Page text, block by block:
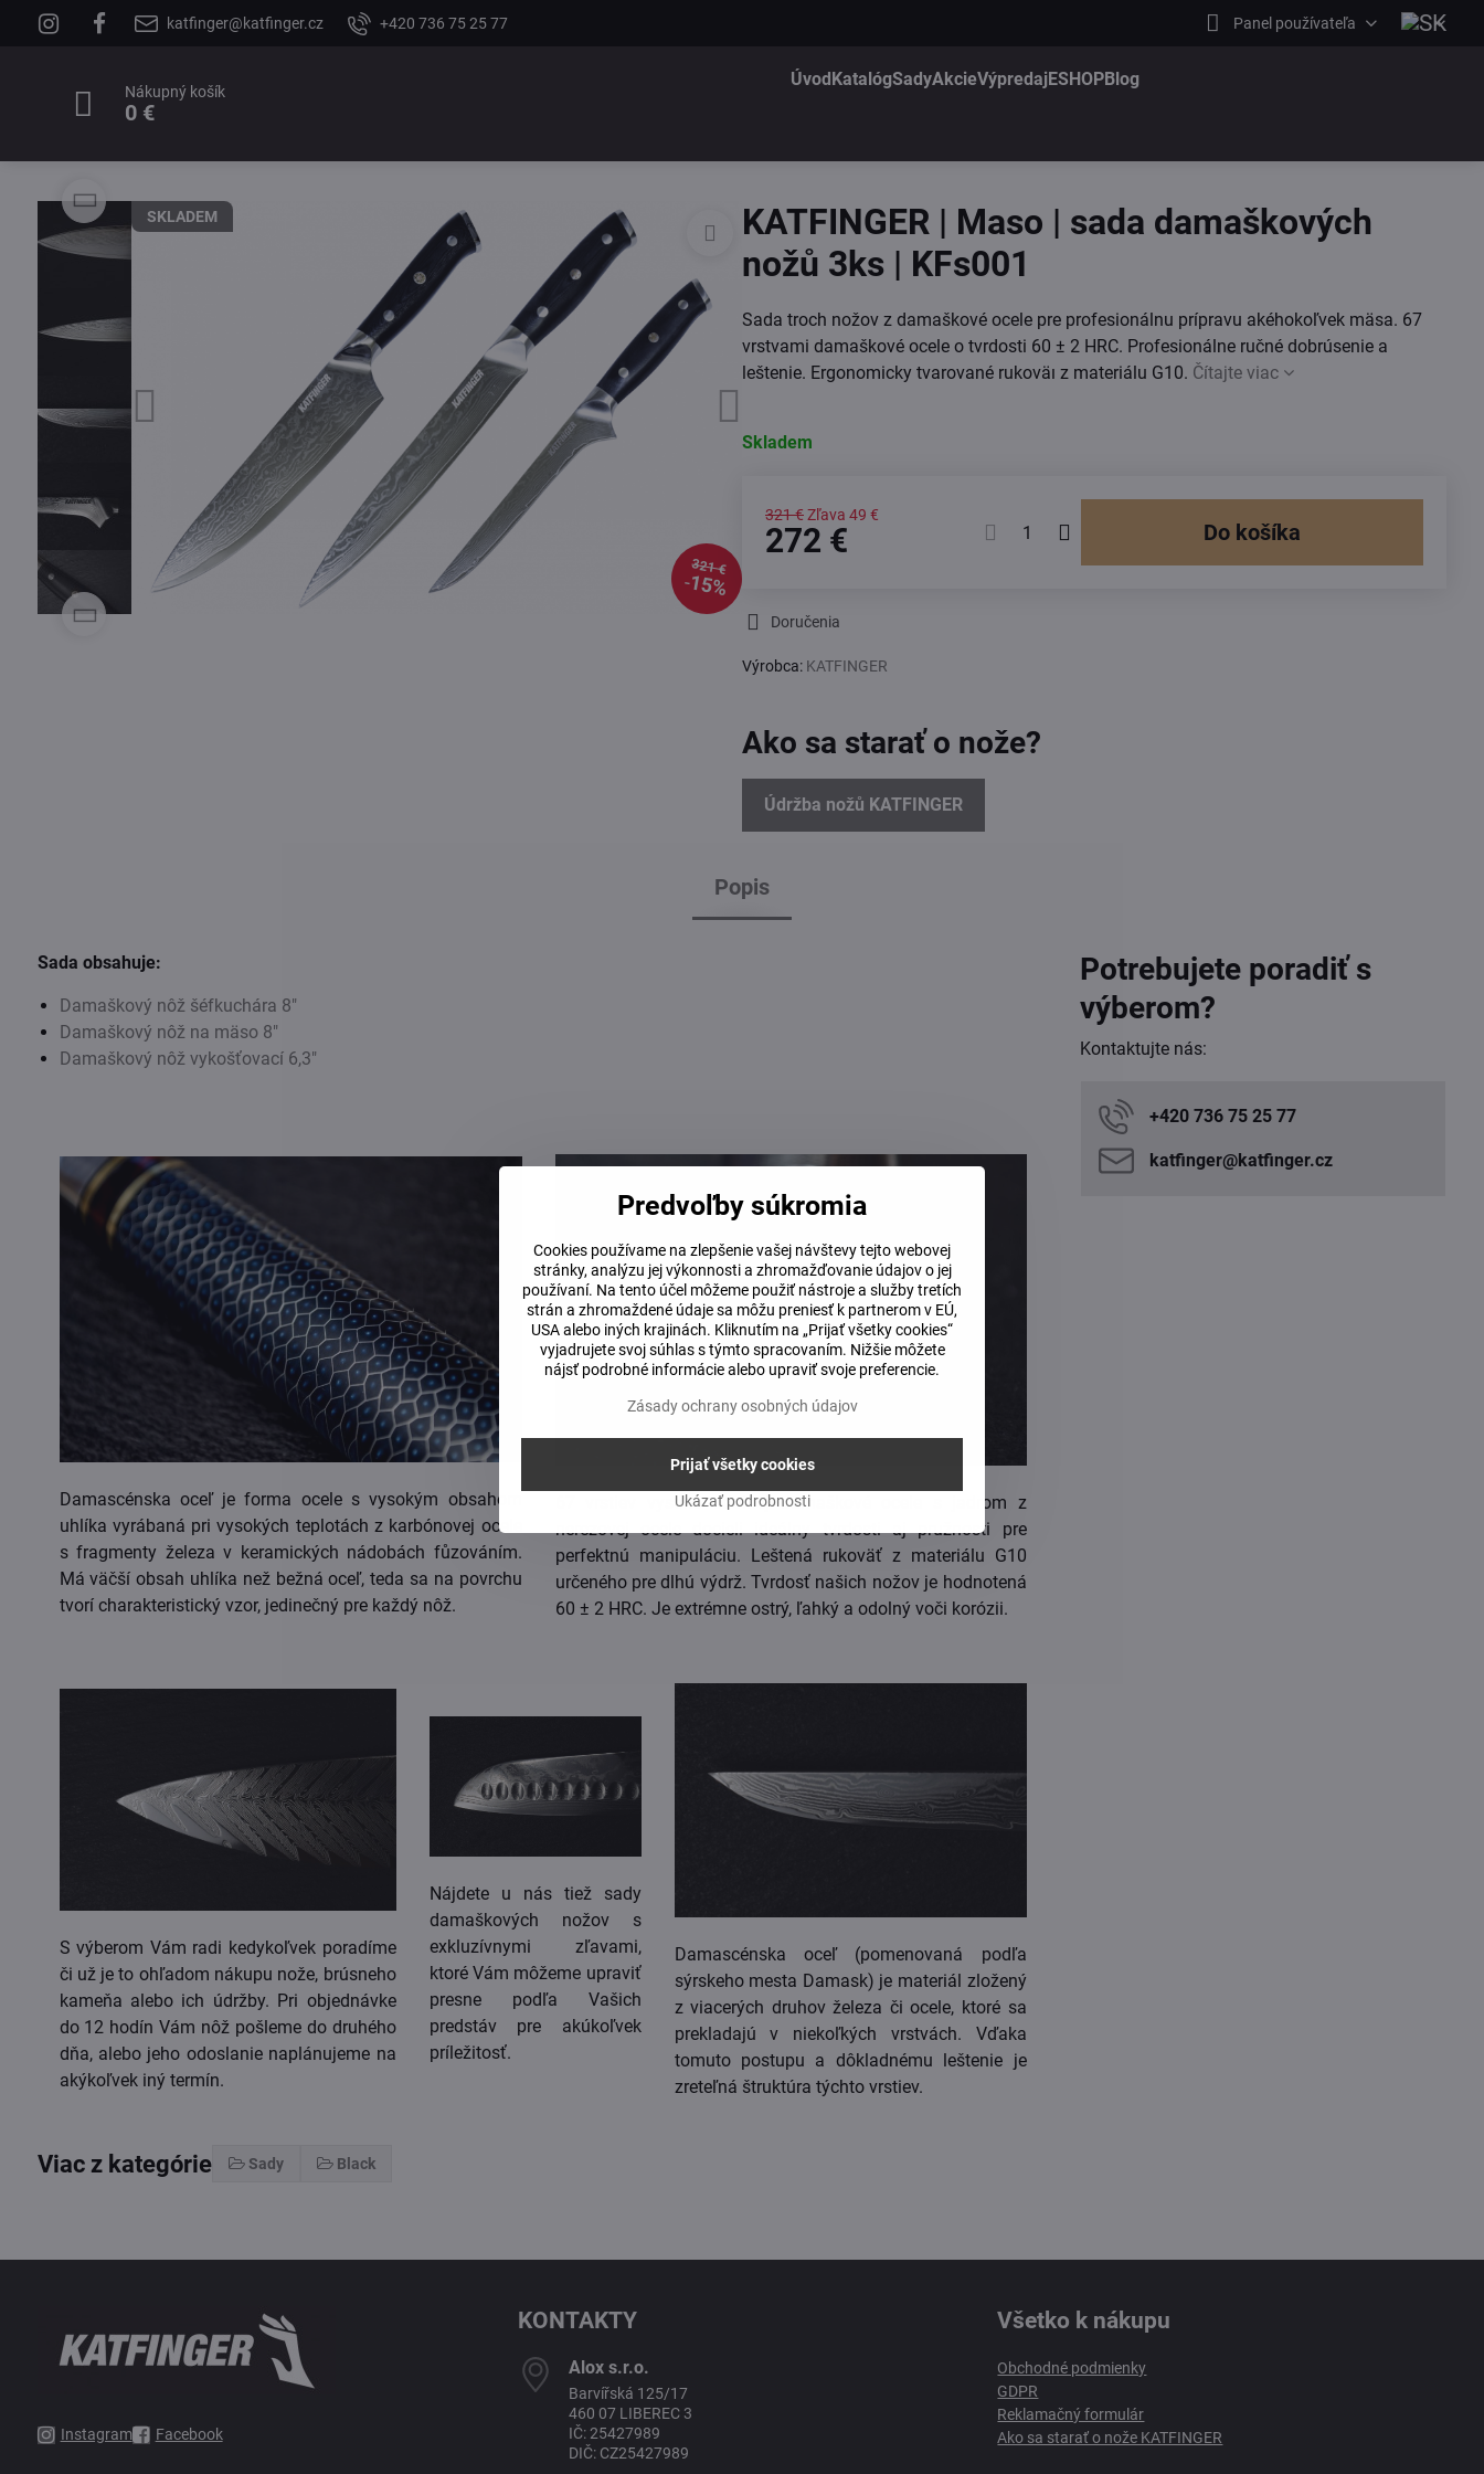
katfinger@katfinger.cz +420 736 75 25 77 Panel používateľa
Nákupný košík
0 €
ÚvodKatalógSadyAkcieVýpredajESHOPBlog
SKLADEM
321 €
15%
KATFINGER | Maso | sada damaškových
nožů 3ks | KFs001
Sada troch nožov z damaškové ocele pre profesionálnu prípravu akéhokoľvek mäsa. 67
vrstvami damaškové ocele o tvrdosti 60 ± 2 HRC. Profesionálne ručné dobrúsenie a
leštenie. Ergonomicky tvarované rukoväı z materiálu G10. Čítajte viac
Skladem
321 €Zľava 49 €
272 € Do košíka
Doručenia
Výrobca: KATFINGER
Ako sa starať o nože?
Údržba nožů KATFINGER
Popis
Sada obsahuje:
Damaškový nôž šéfkuchára 8"
Damaškový nôž na mäso 8"
Damaškový nôž vykošťovací 6,3"
Damascénska oceľ je forma ocele s vysokým obsahom
uhlíka vyrábaná pri vysokých teplotách z karbónovej ocele
s fragmenty železa v keramických nádobách fůzováním.
Má väčší obsah uhlíka než bežná oceľ, teda sa na povrchu
tvorí charakteristický vzor, jedinečný pre každý nôž.
67 vrstiev vysoko odolnej damaškové ocele s jadrom z
nerezovej ocele docieli ideálny tvrdosti aj pružnosti pre
perfektnú manipuláciu. Leštená rukoväť z materiálu G10
určeného pre dlhú výdrž. Tvrdosť našich nožov je hodnotená
60 ± 2 HRC. Je extrémne ostrý, ľahký a odolný voči korózii.
S výberom Vám radi kedykoľvek poradíme
či už je to ohľadom nákupu nože, brúsneho
kameňa alebo ich údržby. Pri objednávke
do 12 hodín Vám nôž pošleme do druhého
dňa, alebo jeho odoslanie naplánujeme na
akýkoľvek iný termín.
Nájdete u nás tiež sady
damaškových nožov s
exkluzívnymi zľavami,
ktoré Vám môžeme upraviť
presne podľa Vašich
predstáv pre akúkoľvek
príležitosť.
Damascénska oceľ (pomenovaná podľa
sýrskeho mesta Damask) je materiál zložený
z viacerých druhov železa či ocele, ktoré sa
prekladajú v niekoľkých vrstvách. Vďaka
tomuto postupu a dôkladnému leštenie je
zreteľná štruktúra týchto vrstiev.
Viac z kategórie Sady Black
Potrebujete poradiť s
výberom?
Kontaktujte nás:
+420 736 75 25 77
katfinger​@katfinger​.cz
Instagram Facebook
KONTAKTY
Alox s​.r​.o​.
Barvířská 125/17
460 07 LIBEREC 3
IČ: 25427989
DIČ: CZ25427989
Všetko k nákupu
Obchodné podmienky
GDPR
Reklamačný formulár
Ako sa starať o nože KATFINGER
Predvoľby súkromia
Cookies používame na zlepšenie vašej návštevy tejto webovej
stránky, analýzu jej výkonnosti a zhromažďovanie údajov o jej
používaní. Na tento účel môžeme použiť nástroje a služby tretích
strán a zhromaždené údaje sa môžu preniesť k partnerom v EÚ,
USA alebo iných krajinách. Kliknutím na „Prijať všetky cookies“
vyjadrujete svoj súhlas s týmto spracovaním. Nižšie môžete
nájsť podrobné informácie alebo upraviť svoje preferencie.
Zásady ochrany osobných údajov
Ukázať podrobnosti
Prijať všetky cookies